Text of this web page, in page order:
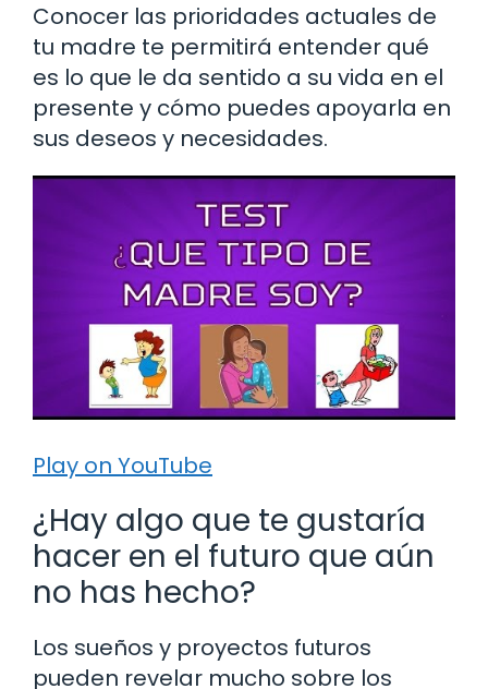
Conocer las prioridades actuales de
tu madre te permitirá entender qué
es lo que le da sentido a su vida en el
presente y cómo puedes apoyarla en
sus deseos y necesidades.
Play on YouTube
¿Hay algo que te gustaría
hacer en el futuro que aún
no has hecho?
Los sueños y proyectos futuros
pueden revelar mucho sobre los